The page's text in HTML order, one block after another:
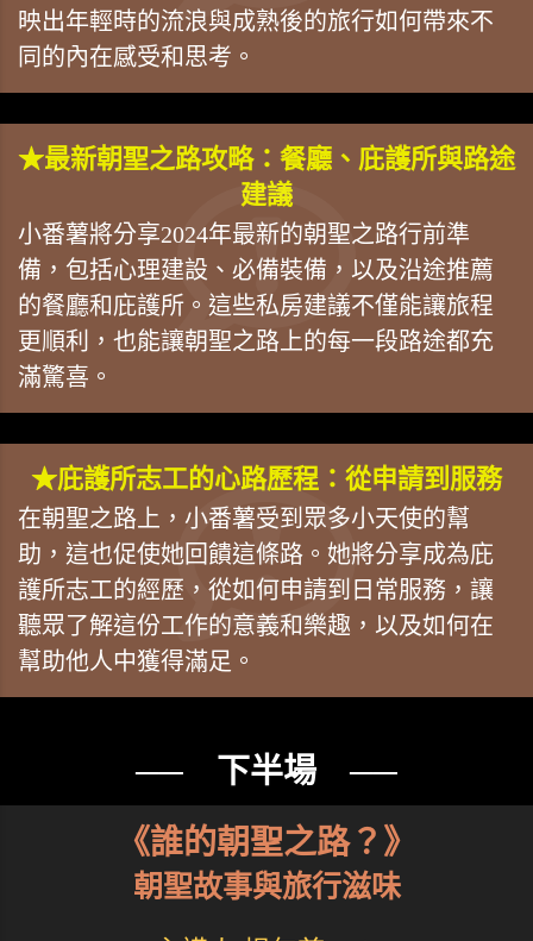
映出年輕時的流浪與成熟後的旅行如何帶來不
同的內在感受和思考。
★最新朝聖之路攻略：餐廳、庇護所與路途
建議
小番薯將分享2024年最新的朝聖之路行前準
備，包括心理建設、必備裝備，以及沿途推薦
的餐廳和庇護所。這些私房建議不僅能讓旅程
更順利，也能讓朝聖之路上的每一段路途都充
滿驚喜。
★庇護所志工的心路歷程：從申請到服務
在朝聖之路上，小番薯受到眾多小天使的幫
助，這也促使她回饋這條路。她將分享成為庇
護所志工的經歷，從如何申請到日常服務，讓
聽眾了解這份工作的意義和樂趣，以及如何在
幫助他人中獲得滿足。
── 下半場 ──
《誰的朝聖之路？》
朝聖故事與旅行滋味